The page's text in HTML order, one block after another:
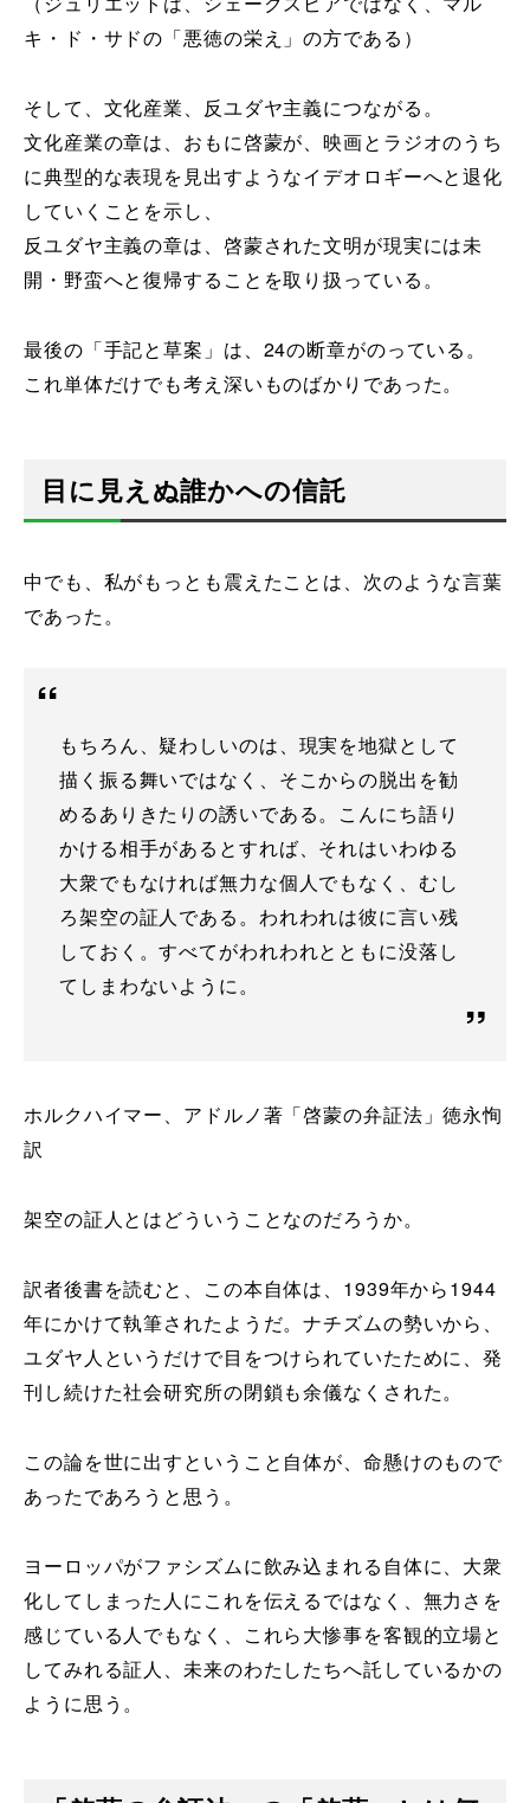
キ・ド・サドの「悪徳の栄え」の方である）
そして、文化産業、反ユダヤ主義につながる。
文化産業の章は、おもに啓蒙が、映画とラジオのうち
に典型的な表現を見出すようなイデオロギーへと退化
していくことを示し、
反ユダヤ主義の章は、啓蒙された文明が現実には未
開・野蛮へと復帰することを取り扱っている。
最後の「手記と草案」は、24の断章がのっている。
これ単体だけでも考え深いものばかりであった。
目に見えぬ誰かへの信託
中でも、私がもっとも震えたことは、次のような言葉
であった。
もちろん、疑わしいのは、現実を地獄として
描く振る舞いではなく、そこからの脱出を勧
めるありきたりの誘いである。こんにち語り
かける相手があるとすれば、それはいわゆる
大衆でもなければ無力な個人でもなく、むし
ろ架空の証人である。われわれは彼に言い残
しておく。すべてがわれわれとともに没落し
てしまわないように。
ホルクハイマー、アドルノ著「啓蒙の弁証法」徳永恂
訳
架空の証人とはどういうことなのだろうか。
訳者後書を読むと、この本自体は、1939年から1944
年にかけて執筆されたようだ。ナチズムの勢いから、
ユダヤ人というだけで目をつけられていたために、発
刊し続けた社会研究所の閉鎖も余儀なくされた。
この論を世に出すということ自体が、命懸けのもので
あったであろうと思う。
ヨーロッパがファシズムに飲み込まれる自体に、大衆
化してしまった人にこれを伝えるではなく、無力さを
感じている人でもなく、これら大惨事を客観的立場と
してみれる証人、未来のわたしたちへ託しているかの
ように思う。